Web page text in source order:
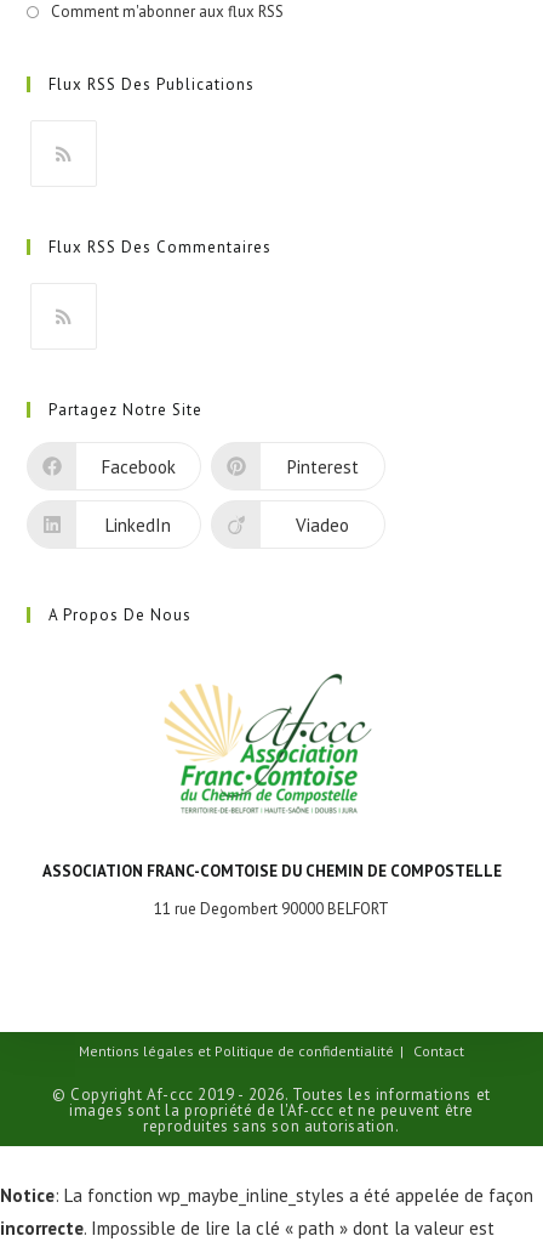
Comment m'abonner aux flux RSS
Flux RSS Des Publications
un
onglet
Flux RSS Des Commentaires
un
nouvel
Partagez Notre Site
Facebook Pinterest
LinkedIn Viadeo
A Propos De Nous
ASSOCIATION FRANC-COMTOISE DU CHEMIN DE COMPOSTELLE
11 rue Degombert 90000 BELFORT
Mentions légales et Politique de confidentialité Contact
© Copyright Af-ccc 2019 - 2026. Toutes les informations et
images sont la propriété de l'Af-ccc et ne peuvent être
reproduites sans son autorisation.
Notice: La fonction wp_maybe_inline_styles a été appelée de façon
incorrecte. Impossible de lire la clé « path » dont la valeur est